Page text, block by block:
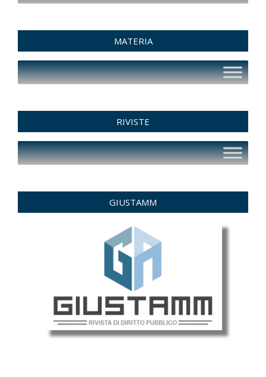
MATERIA
RIVISTE
GIUSTAMM